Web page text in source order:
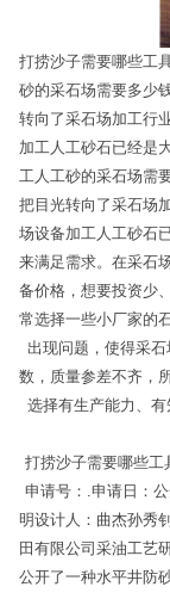
打捞沙子需要哪些工
砂的采石场需要多少
转向了采石场加工行
加工人工砂石已经是
工人工砂的采石场需
把目光转向了采石场
场设备加工人工砂石
来满足需求。在采石
备价格，想要投资少
常选择一些小厂家的
出现问题，使得采
数，质量参差不齐，
选择有生产能力、
打捞沙子需要哪些工
申请号：.申请日：
明设计人：曲杰孙秀
田有限公司采油工艺
公开了一种水平井防